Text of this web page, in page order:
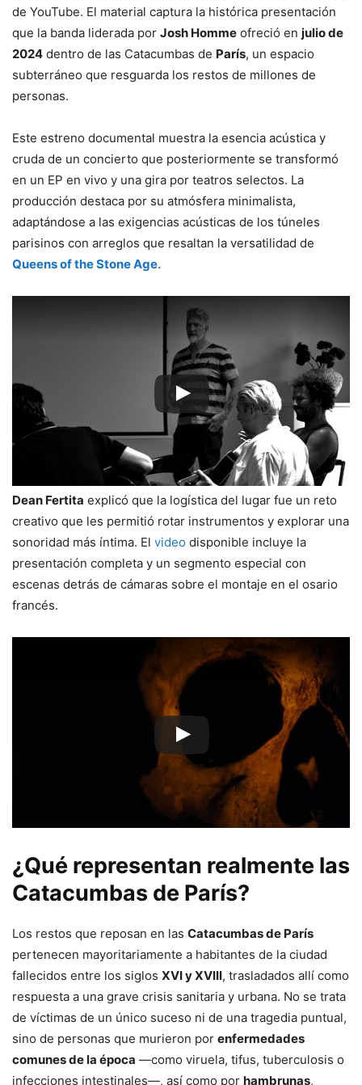
de YouTube. El material captura la histórica presentación
que la banda liderada por Josh Homme ofreció en julio de
2024 dentro de las Catacumbas de París, un espacio
subterráneo que resguarda los restos de millones de
personas.
Este estreno documental muestra la esencia acústica y
cruda de un concierto que posteriormente se transformó
en un EP en vivo y una gira por teatros selectos. La
producción destaca por su atmósfera minimalista,
adaptándose a las exigencias acústicas de los túneles
parisinos con arreglos que resaltan la versatilidad de
Queens of the Stone Age.
Dean Fertita explicó que la logística del lugar fue un reto
creativo que les permitió rotar instrumentos y explorar una
sonoridad más íntima. El video disponible incluye la
presentación completa y un segmento especial con
escenas detrás de cámaras sobre el montaje en el osario
francés.
¿Qué representan realmente las
Catacumbas de París?
Los restos que reposan en las Catacumbas de París
pertenecen mayoritariamente a habitantes de la ciudad
fallecidos entre los siglos XVI y XVIII, trasladados allí como
respuesta a una grave crisis sanitaria y urbana. No se trata
de víctimas de un único suceso ni de una tragedia puntual,
sino de personas que murieron por enfermedades
comunes de la época —como viruela, tifus, tuberculosis o
infecciones intestinales—, así como por hambrunas,